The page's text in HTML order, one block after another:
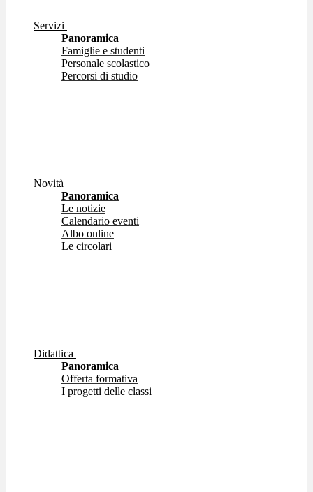
Servizi
Panoramica
Famiglie e studenti
Personale scolastico
Percorsi di studio
Novità
Panoramica
Le notizie
Calendario eventi
Albo online
Le circolari
Didattica
Panoramica
Offerta formativa
I progetti delle classi